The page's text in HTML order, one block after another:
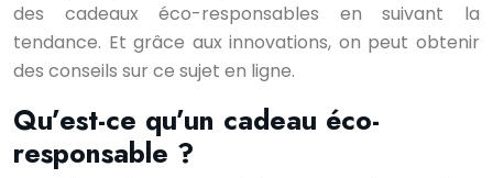
des cadeaux éco-responsables en suivant la
tendance. Et grâce aux innovations, on peut obtenir
des conseils sur ce sujet en ligne.
Qu’est-ce qu’un cadeau éco-
responsable ?